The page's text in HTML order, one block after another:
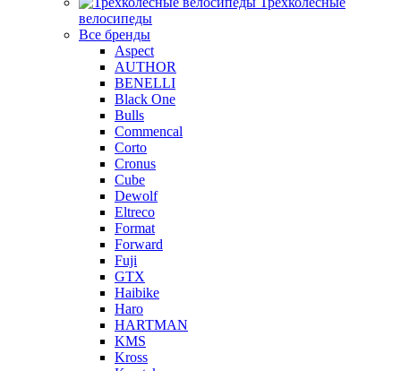
велосипеды
Все бренды
Aspect
AUTHOR
BENELLI
Black One
Bulls
Commencal
Corto
Cronus
Cube
Dewolf
Eltreco
Format
Forward
Fuji
GTX
Haibike
Haro
HARTMAN
KMS
Kross